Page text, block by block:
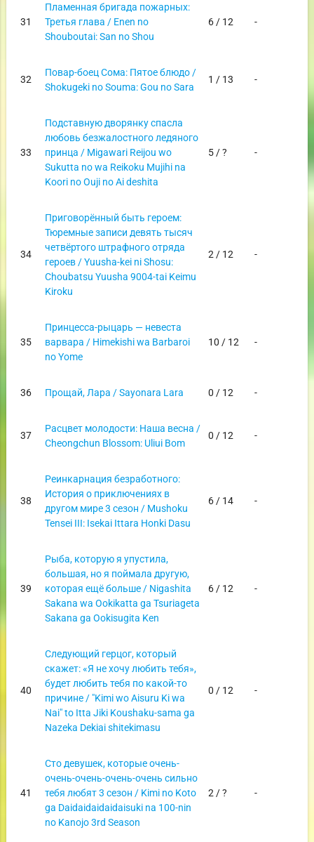
31
Пламенная бригада пожарных:
Третья глава / Enen no
Shouboutai: San no Shou
6 / 12 -
32
Повар-боец Сома: Пятое блюдо /
Shokugeki no Souma: Gou no Sara
1 / 13 -
33
Подставную дворянку спасла
любовь безжалостного ледяного
принца / Migawari Reijou wo
Sukutta no wa Reikoku Mujihi na
Koori no Ouji no Ai deshita
5 / ? -
34
Приговорённый быть героем:
Тюремные записи девять тысяч
четвёртого штрафного отряда
героев / Yuusha-kei ni Shosu:
Choubatsu Yuusha 9004-tai Keimu
Kiroku
2 / 12 -
35
Принцесса-рыцарь — невеста
варвара / Himekishi wa Barbaroi
no Yome
10 / 12 -
36 Прощай, Лара / Sayonara Lara 0 / 12 -
37
Расцвет молодости: Наша весна /
Cheongchun Blossom: Uliui Bom
0 / 12 -
38
Реинкарнация безработного:
История о приключениях в
другом мире 3 сезон / Mushoku
Tensei III: Isekai Ittara Honki Dasu
6 / 14 -
39
Рыба, которую я упустила,
большая, но я поймала другую,
которая ещё больше / Nigashita
Sakana wa Ookikatta ga Tsuriageta
Sakana ga Ookisugita Ken
6 / 12 -
40
Следующий герцог, который
скажет: «Я не хочу любить тебя»,
будет любить тебя по какой-то
причине / "Kimi wo Aisuru Ki wa
Nai" to Itta Jiki Koushaku-sama ga
Nazeka Dekiai shitekimasu
0 / 12 -
41
Сто девушек, которые очень-
очень-очень-очень-очень сильно
тебя любят 3 сезон / Kimi no Koto
ga Daidaidaidaidaisuki na 100-nin
no Kanojo 3rd Season
2 / ? -